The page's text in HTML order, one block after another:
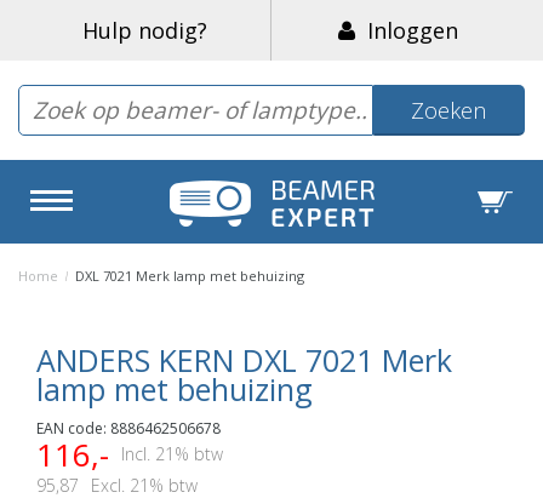
Hulp nodig? Inloggen
Zoeken
Home / DXL 7021 Merk lamp met behuizing
ANDERS KERN DXL 7021 Merk
lamp met behuizing
EAN code: 8886462506678
116,-
Incl. 21% btw
95,87
Excl. 21% btw